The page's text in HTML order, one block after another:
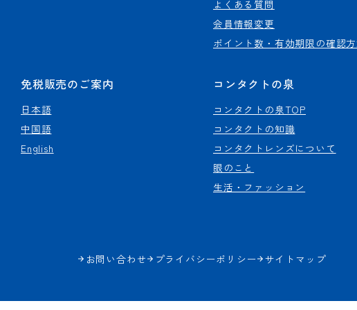
よくある質問
会員情報変更
ポイント数・有効期限の確認
免税販売のご案内
日本語
中国語
English
コンタクトの泉
コンタクトの泉TOP
コンタクトの知識
コンタクトレンズについて
眼のこと
生活・ファッション
お問い合わせ プライバシーポリシー サイトマップ